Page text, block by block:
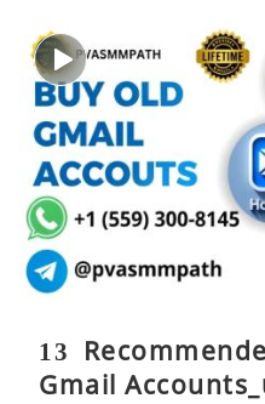
13
Gmail